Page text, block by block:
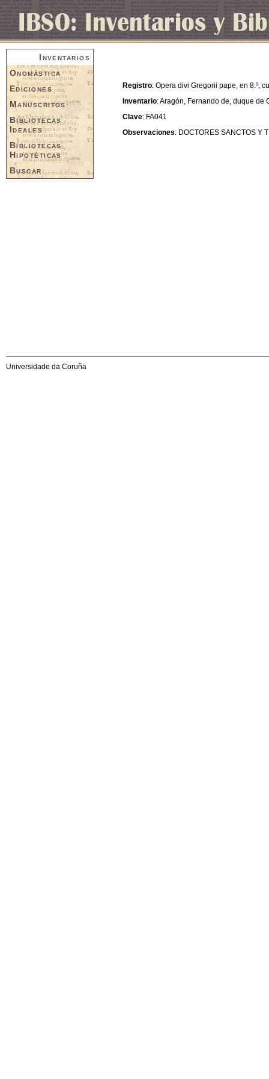
Inventarios
Onomástica
Ediciones
Manuscritos
Bibliotecas
Ideales
Bibliotecas
Hipotéticas
Buscar
Registro: Opera divi Gregorii pape, en 8.º,
Inventario: Aragón, Fernando de, duque de
Clave: FA041
Observaciones: DOCTORES SANCTOS Y
Universidade da Coruña